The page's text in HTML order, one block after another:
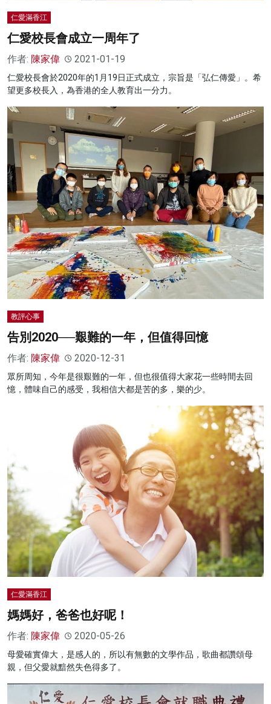
仁愛滿香江
仁愛校長會成立一周年了
作者: 陳家偉 2021-01-19
仁愛校長會於2020年的1月19日正式成立，宗旨是「弘仁傳愛」。希
望更多校長入，為香港的全人教育出一分力。
教評心事
告別2020──艱難的一年，但值得回憶
作者: 陳家偉 2020-12-31
眾所周知，今年是很艱難的一年，但也很值得大家花一些時間去回
憶，體味自己的感受，我相信大都是苦的多，樂的少。
仁愛滿香江
媽媽好，爸爸也好呢！
作者: 陳家偉 2020-05-26
母愛確實偉大，是感人的，所以有無數的文學作品，歌曲都讚頌母
親，但父愛就黯然失色得多了。